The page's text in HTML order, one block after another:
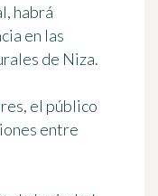
habrá
en las
de Niza.
, el público
entre